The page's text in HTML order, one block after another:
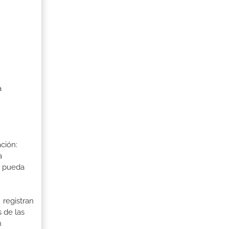
pueda
registran
de las